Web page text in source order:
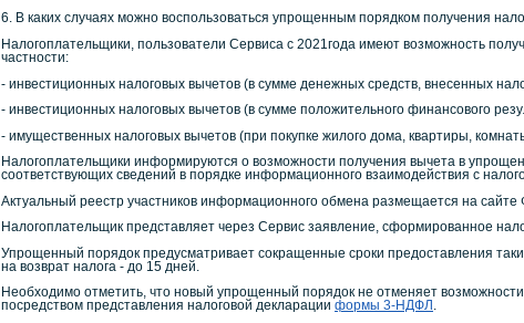
6. В каких случаях можно воспользоваться упрощенным порядком получения
Налогоплательщики, пользователи Сервиса с 2021года имеют возможность
частности:
- инвестиционных налоговых вычетов (в сумме денежных средств, внесенных
- инвестиционных налоговых вычетов (в сумме положительного финансового
- имущественных налоговых вычетов (при покупке жилого дома, квартиры,
Налогоплательщики информируются о возможности получения вычета в
соответствующих сведений в порядке информационного взаимодействия с
Актуальный реестр участников информационного обмена размещается на сайте
Налогоплательщик представляет через Сервис заявление, сформированное
Упрощенный порядок предусматривает сокращенные сроки предоставления
на возврат налога - до 15 дней.
Необходимо отметить, что новый упрощенный порядок не отменяет
посредством представления налоговой декларации формы 3-НДФЛ